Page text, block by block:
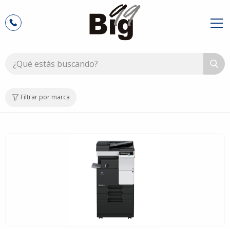
Filtrar por marca